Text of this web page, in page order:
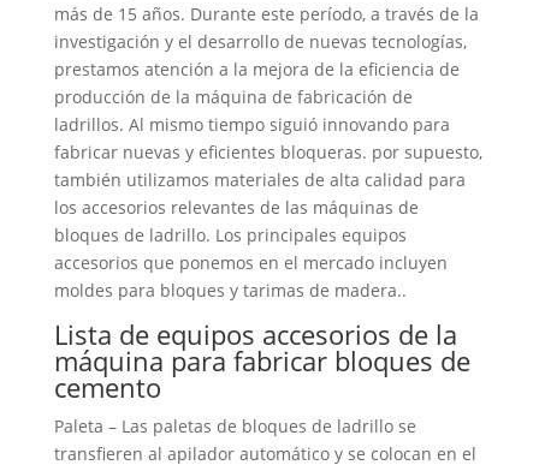
más de 15 años. Durante este período, a través de la
investigación y el desarrollo de nuevas tecnologías,
prestamos atención a la mejora de la eficiencia de
producción de la máquina de fabricación de
ladrillos. Al mismo tiempo siguió innovando para
fabricar nuevas y eficientes bloqueras. por supuesto,
también utilizamos materiales de alta calidad para
los accesorios relevantes de las máquinas de
bloques de ladrillo. Los principales equipos
accesorios que ponemos en el mercado incluyen
moldes para bloques y tarimas de madera..
Lista de equipos accesorios de la
máquina para fabricar bloques de
cemento
Paleta – Las paletas de bloques de ladrillo se
transfieren al apilador automático y se colocan en el